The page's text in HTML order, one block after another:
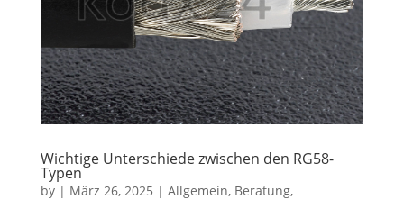
Wichtige Unterschiede zwischen den RG58-
Typen
by | März 26, 2025 | Allgemein, Beratung,